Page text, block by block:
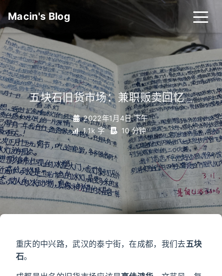
Macin's Blog
五块石旧货市场：兼职贩卖回忆_
2022年1月4日 下午
1.1k 字
10 分钟
重庆的中兴路，武汉的泰宁街，在成都，我们去五块
石。